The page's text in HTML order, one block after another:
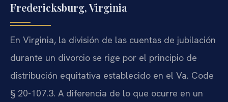
Fredericksburg, Virginia
En Virginia, la división de las cuentas de jubilación
durante un divorcio se rige por el principio de
distribución equitativa establecido en el Va. Code
§ 20-107.3. A diferencia de lo que ocurre en un